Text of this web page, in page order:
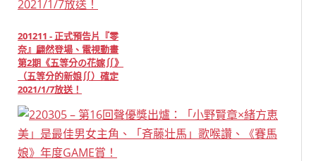
201211 - 正式預告片『零
奈』翩然登場、電視動畫
第2期《五等分の花嫁∬》
（五等分的新娘∬）確定
2021/1/7放送！